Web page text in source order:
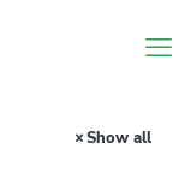
Show all